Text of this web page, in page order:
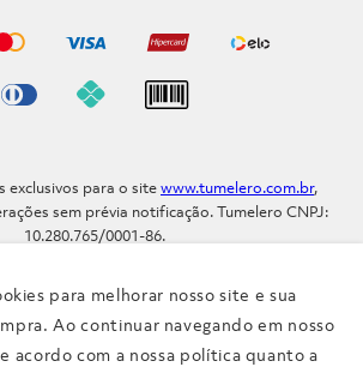
para melhorar nosso site e sua
Ao continuar navegando em nosso
acordo com a nossa política quanto a
exclusivos para o sitewww.tumelero.com.br,
sem prévia notificação. Tumelero CNPJ:
10.280.765/0001-86.
91.110-001
Telefone: (51) 3371-9290